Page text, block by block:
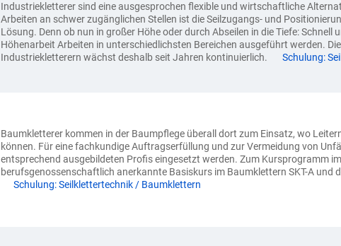
Industriekletterer sind eine ausgesprochen flexible und wirtschaftliche
Arbeiten an schwer zugänglichen Stellen ist die Seilzugangs- und
Lösung. Denn ob nun in großer Höhe oder durch Abseilen in die Tiefe:
Höhenarbeit Arbeiten in unterschiedlichsten Bereichen ausgeführt werden.
Industriekletterern wächst deshalb seit Jahren kontinuierlich.
Schulung:
Baumkletterer kommen in der Baumpflege überall dort zum Einsatz, wo
können. Für eine fachkundige Auftragserfüllung und zur Vermeidung von
entsprechend ausgebildeten Profis eingesetzt werden. Zum Kursprogramm
berufsgenossenschaftlich anerkannte Basiskurs im Baumklettern SKT-A und
Schulung: Seilklettertechnik / Baumklettern